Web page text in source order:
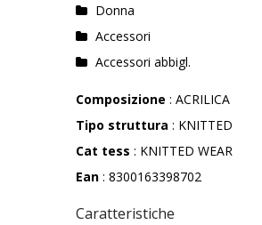
Donna
Accessori
Accessori abbigl.
Composizione : ACRILICA
Tipo struttura : KNITTED
Cat tess : KNITTED WEAR
Ean : 8300163398702
Caratteristiche